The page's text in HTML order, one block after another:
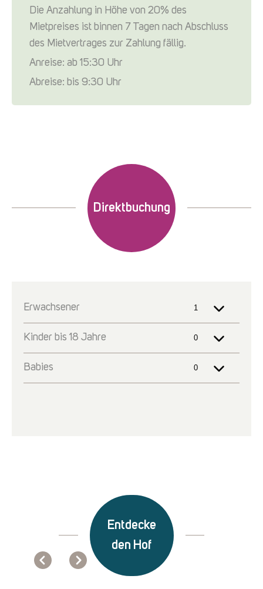
Die Anzahlung in Höhe von 20% des
Mietpreises ist binnen 7 Tagen nach Abschluss
des Mietvertrages zur Zahlung fällig.
Anreise: ab 15:30 Uhr
Abreise: bis 9:30 Uhr
Direktbuchung
Entdecke
den Hof